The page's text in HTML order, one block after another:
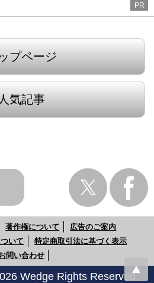
PR
プページ
人気記事
著作権について
広告のご案内
いて
特定商取引法に基づく表示
問い合わせ
Wedge Rights Reserved